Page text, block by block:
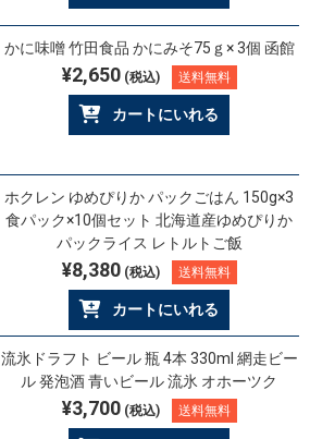
かに味噌 竹田食品 かにみそ75ｇ× 3個 函館
¥2,650(税込) 送料無料
カートにいれる
ホクレン ゆめぴりか パックごはん 150g×3
食パック×10個セット 北海道産ゆめぴりか
パックライス レトルトご飯
¥8,380(税込) 送料無料
カートにいれる
流氷ドラフト ビール 瓶 4本 330ml 網走ビー
ル 発泡酒 青いビール 流氷 オホーツク
¥3,700(税込) 送料無料